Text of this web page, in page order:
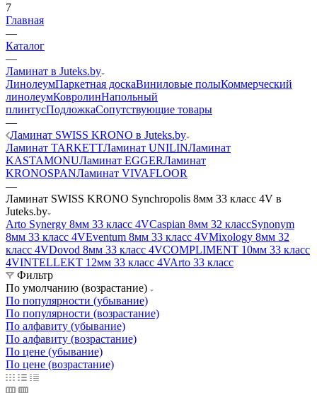
7
Главная
—
Каталог
—
Ламинат в Juteks.by
ЛинолеумПаркетная доскаВиниловые полыКоммерческий
линолеумКовролинНапольный
плинтусПодложкаСопутствующие товары
—
Ламинат SWISS KRONO в Juteks.by
Ламинат TARKETTЛаминат UNILINЛаминат
KASTAMONUЛаминат EGGERЛаминат
KRONOSPANЛаминат VIVAFLOOR
—
Ламинат SWISS KRONO Synchropolis 8мм 33 класс 4V в
Juteks.by
Arto Synergy 8мм 33 класс 4VCaspian 8мм 32 классSynonym
8мм 33 класс 4VEventum 8мм 33 класс 4VMixology 8мм 32
класс 4VDovod 8мм 33 класс 4VCOMPLIMENT 10мм 33 класс
4VINTELLEKT 12мм 33 класс 4VArto 33 класс
Фильтр
По умолчанию (возрастание)
По популярности (убывание)
По популярности (возрастание)
По алфавиту (убывание)
По алфавиту (возрастание)
По цене (убывание)
По цене (возрастание)